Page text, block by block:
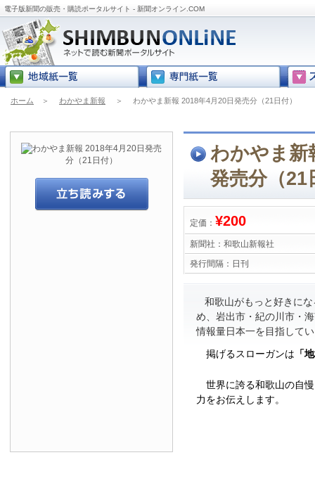
電子版新聞の販売・購読ポータルサイト - 新聞オンライン.COM
ホーム ＞ わかやま新報 ＞ わかやま新報 2018年4月20日発売分（21日付）
わかやま新
発売分（21
定価： ¥200
新聞社： 和歌山新報社
発行間隔： 日刊
和歌山がもっと好きに
め、岩出市・紀の川市・
情報量日本一を目指して
掲げるスローガンは 「
世界に誇る和歌山の自
力をお伝えします。